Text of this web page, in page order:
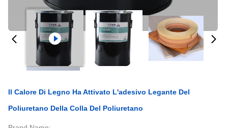
Il Calore Di Legno Ha Attivato L'adesivo Legante Del
Poliuretano Della Colla Del Poliuretano